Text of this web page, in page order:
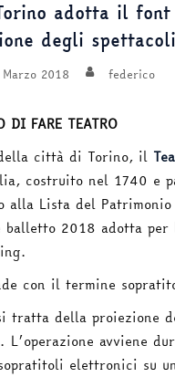
adotta il font
degli spettacoli
Marzo 2018 federico
DI FARE TEATRO
città di Torino, il
costruito nel 1740 e
Lista del
balletto 2018 adotta
con il termine
tratta della proiezione
L’operazione avviene
elettronici su